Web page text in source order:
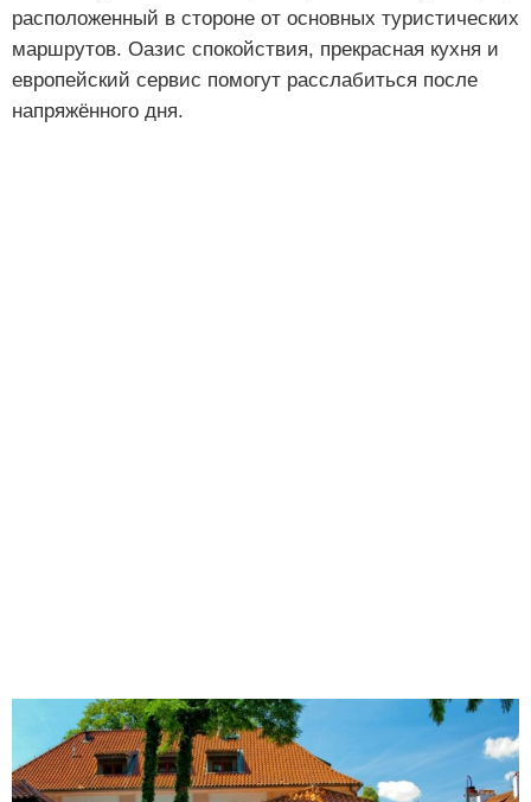
расположенный в стороне от основных туристических
маршрутов. Оазис спокойствия, прекрасная кухня и
европейский сервис помогут расслабиться после
напряжённого дня.